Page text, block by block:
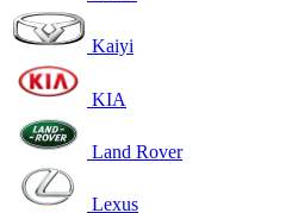
Kaiyi
KIA
Land Rover
Lexus